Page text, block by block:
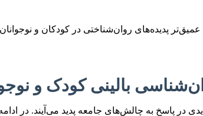
پدیده‌های روان‌شناختی در کودکان و
پاسخ به چالش‌های جامعه پدید می‌آیند. در